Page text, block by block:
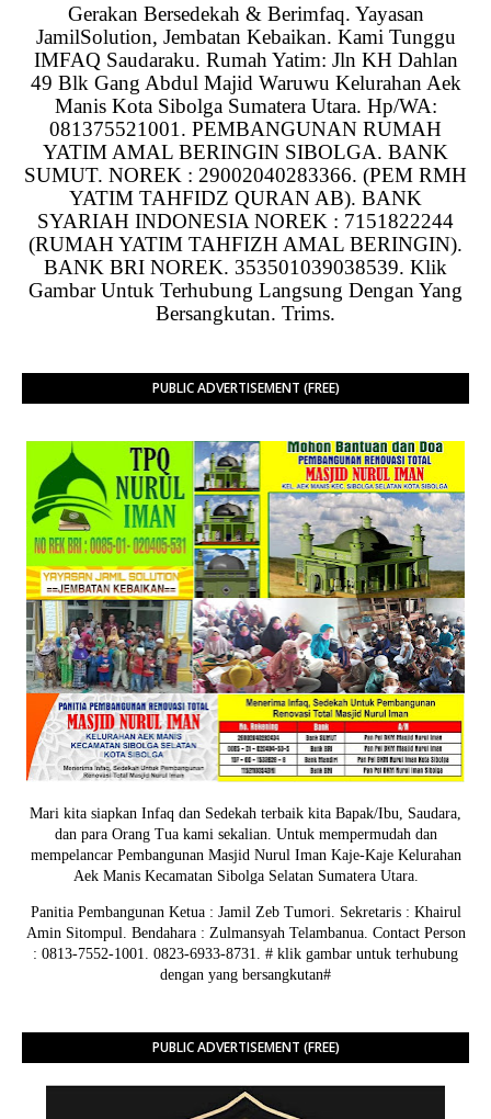
Gerakan Bersedekah & Berimfaq. Yayasan
JamilSolution, Jembatan Kebaikan. Kami Tunggu
IMFAQ Saudaraku. Rumah Yatim: Jln KH Dahlan
49 Blk Gang Abdul Majid Waruwu Kelurahan Aek
Manis Kota Sibolga Sumatera Utara. Hp/WA:
081375521001. PEMBANGUNAN RUMAH
YATIM AMAL BERINGIN SIBOLGA. BANK
SUMUT. NOREK : 29002040283366. (PEM RMH
YATIM TAHFIDZ QURAN AB). BANK
SYARIAH INDONESIA NOREK : 7151822244
(RUMAH YATIM TAHFIZH AMAL BERINGIN).
BANK BRI NOREK. 353501039038539. Klik
Gambar Untuk Terhubung Langsung Dengan Yang
Bersangkutan. Trims.
PUBLIC ADVERTISEMENT (FREE)
Mari kita siapkan Infaq dan Sedekah terbaik kita Bapak/Ibu, Saudara,
dan para Orang Tua kami sekalian. Untuk mempermudah dan
mempelancar Pembangunan Masjid Nurul Iman Kaje-Kaje Kelurahan
Aek Manis Kecamatan Sibolga Selatan Sumatera Utara.
Panitia Pembangunan Ketua : Jamil Zeb Tumori. Sekretaris : Khairul
Amin Sitompul. Bendahara : Zulmansyah Telambanua. Contact Person
: 0813-7552-1001. 0823-6933-8731. # klik gambar untuk terhubung
dengan yang bersangkutan#
PUBLIC ADVERTISEMENT (FREE)